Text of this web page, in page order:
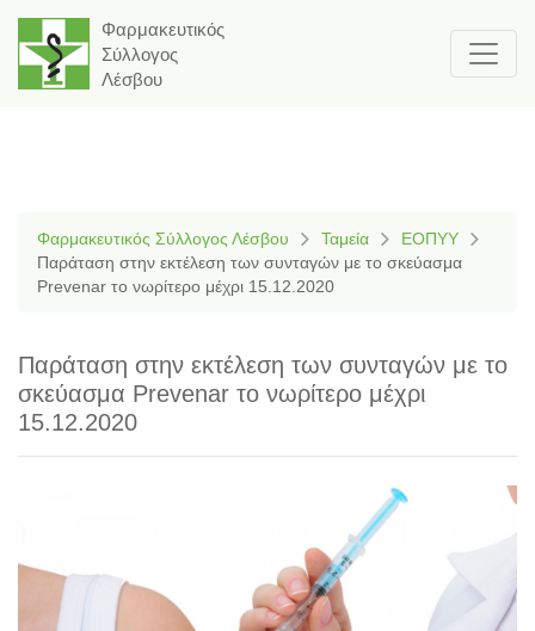
Φαρμακευτικός
Σύλλογος
Λέσβου
Φαρμακευτικός Σύλλογος Λέσβου Ταμεία
ΕΟΠΥΥ
Παράταση στην εκτέλεση των συνταγών με το σκεύασμα
Prevenar το νωρίτερο μέχρι 15.12.2020
Παράταση στην εκτέλεση των συνταγών με το
σκεύασμα Prevenar το νωρίτερο μέχρι
15.12.2020